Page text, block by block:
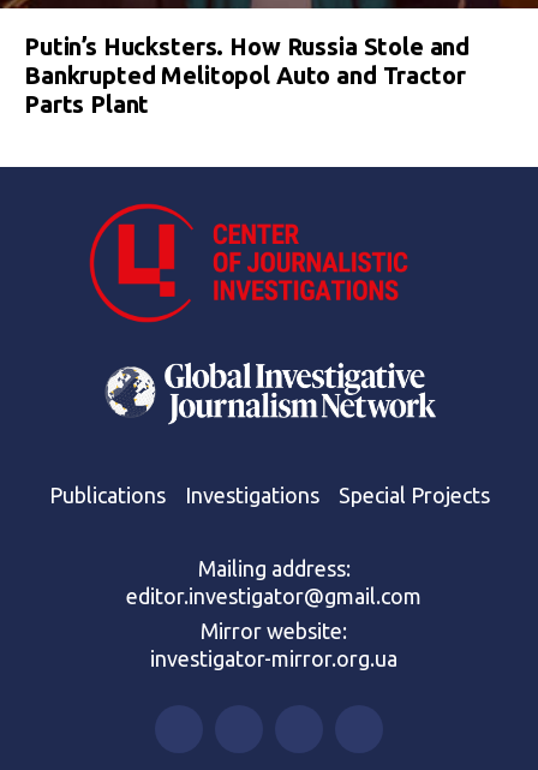
Putin’s Hucksters. How Russia Stole and
Bankrupted Melitopol Auto and Tractor
Parts Plant
Publications Investigations Special Projects
Mailing address:
editor.investigator@gmail.com
Mirror website:
investigator-mirror.org.ua